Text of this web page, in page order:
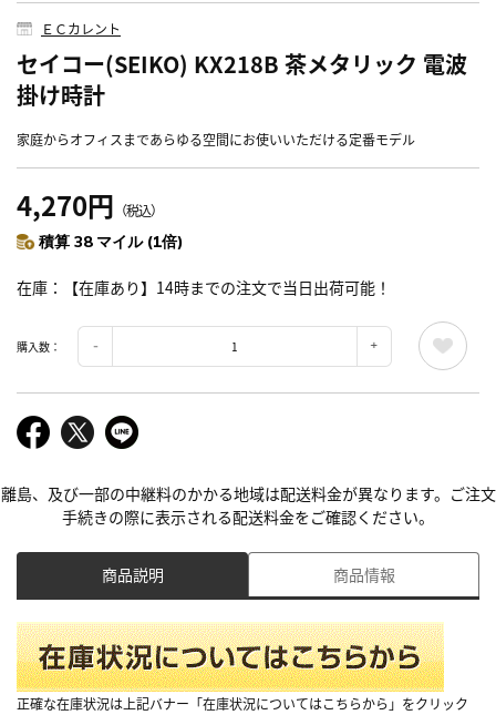
ＥＣカレント
セイコー(SEIKO) KX218B 茶メタリック 電波
掛け時計
家庭からオフィスまであらゆる空間にお使いいただける定番モデル
4,270円 （税込）
積算 38 マイル (1倍)
在庫 【在庫あり】14時までの注文で当日出荷可能！
購入数：
離島、及び一部の中継料のかかる地域は配送料金が異なります。ご注文
手続きの際に表示される配送料金をご確認ください。
商品説明 商品情報
正確な在庫状況は上記バナー「在庫状況についてはこちらから」をクリック